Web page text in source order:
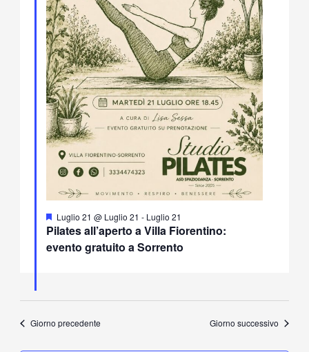
Pilates all’aperto a Villa Fiorentino:
evento gratuito a Sorrento
Segnalati
Luglio 21 @ Luglio 21 - Luglio 21
Giorno precedente Giorno successivo